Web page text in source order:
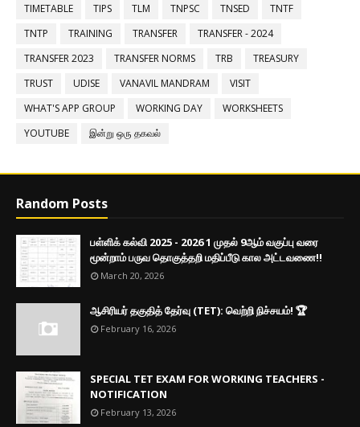
TIMETABLE
TIPS TLM TNPSC TNSED
TNTF
TNTP
TRAINING TRANSFER
TRANSFER - 2024
TRANSFER 2023
TRANSFER NORMS TRB
TREASURY
TRUST
UDISE VANAVIL MANDRAM
VISIT
WHAT'S APP GROUP
WORKING DAY
WORKSHEETS
YOUTUBE
இன்று ஒரு தகவல்
Random Posts
பள்ளிக் கல்வி 2025 - 2026 1 முதல் 9ஆம் வகுப்பு வரை
மூன்றாம் பருவ தொகுத்தறி மதிப்பீடு கால அட்டவணை!!
March 20, 2026
ஆசிரியர் தகுதித் தேர்வு (TET): வெற்றி நிச்சயம்! 🏆
February 16, 2026
SPECIAL TET EXAM FOR WORKING TEACHERS -
NOTIFICATION
February 13, 2026